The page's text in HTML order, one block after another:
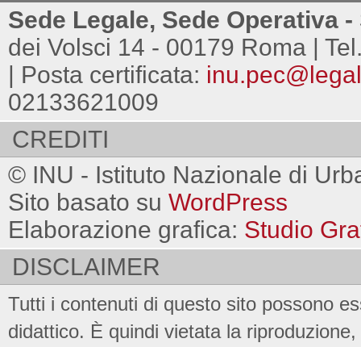
Sede Legale, Sede Operativa
dei Volsci 14 - 00179 Roma |
| Posta certificata:
02133621009
CREDITI
© INU - Istituto Nazionale di
Sito basato su WordPress
Elaborazione grafica: Studio
DISCLAIMER
Tutti i contenuti di questo sito possono
didattico. È quindi vietata la